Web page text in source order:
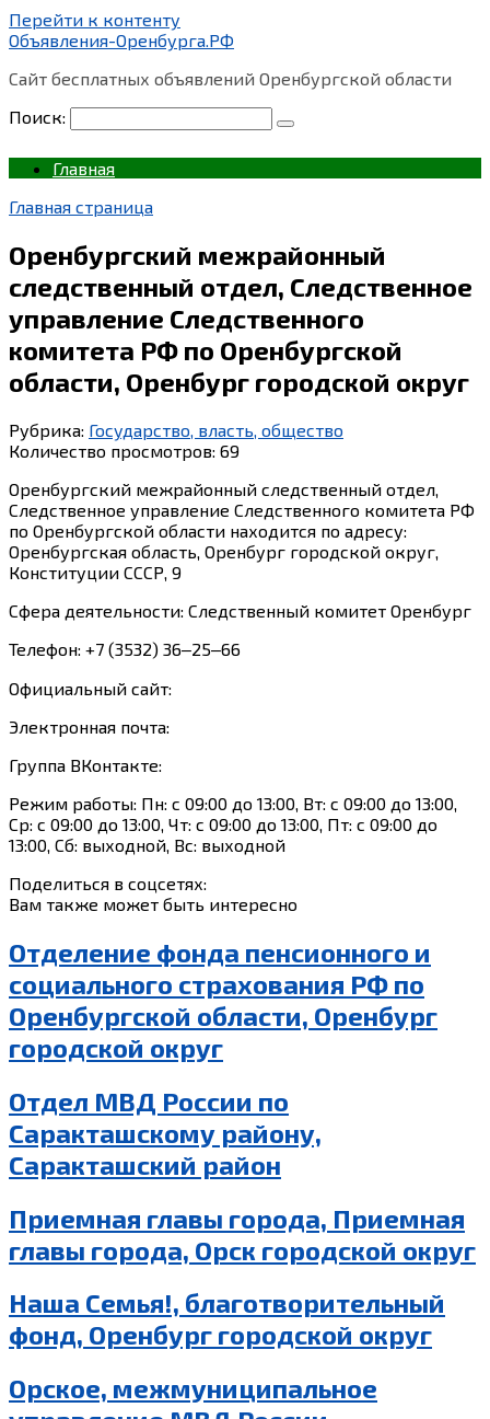
Перейти к контенту
Объявления-Оренбурга.РФ
Сайт бесплатных объявлений Оренбургской области
Поиск:
Главная
Главная страница
Оренбургский межрайонный
следственный отдел, Следственное
управление Следственного
комитета РФ по Оренбургской
области, Оренбург городской округ
Рубрика: Государство, власть, общество
Количество просмотров: 69
Оренбургский межрайонный следственный отдел,
Следственное управление Следственного комитета РФ
по Оренбургской области находится по адресу:
Оренбургская область, Оренбург городской округ,
Конституции СССР, 9
Сфера деятельности: Следственный комитет Оренбург
Телефон: +7 (3532) 36‒25‒66
Официальный сайт:
Электронная почта:
Группа ВКонтакте:
Режим работы: Пн: с 09:00 до 13:00, Вт: с 09:00 до 13:00,
Ср: с 09:00 до 13:00, Чт: с 09:00 до 13:00, Пт: с 09:00 до
13:00, Сб: выходной, Вс: выходной
Поделиться в соцсетях:
Вам также может быть интересно
Отделение фонда пенсионного и
социального страхования РФ по
Оренбургской области, Оренбург
городской округ
Отдел МВД России по
Саракташскому району,
Саракташский район
Приемная главы города, Приемная
главы города, Орск городской округ
Наша Семья!, благотворительный
фонд, Оренбург городской округ
Орское, межмуниципальное